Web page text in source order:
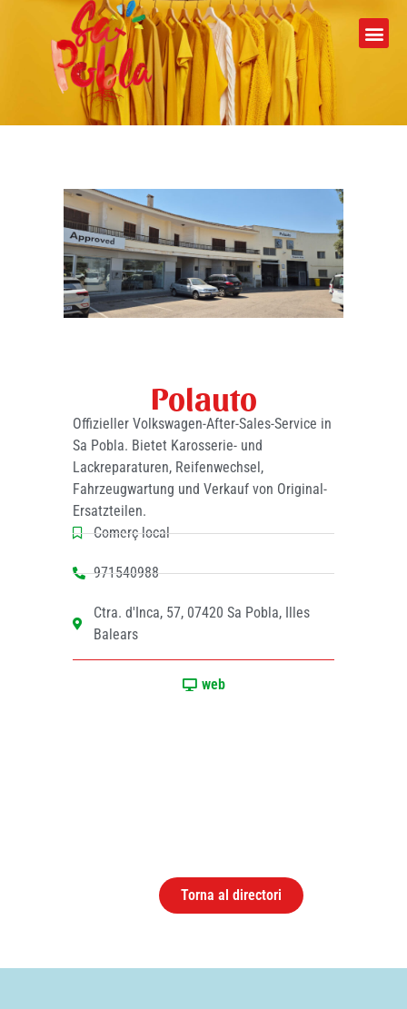
Polauto
Offizieller Volkswagen-After-Sales-Service in
Sa Pobla. Bietet Karosserie- und
Lackreparaturen, Reifenwechsel,
Fahrzeugwartung und Verkauf von Original-
Ersatzteilen.
Comerç local
971540988
Ctra. d'Inca, 57, 07420 Sa Pobla, Illes
Balears
web
Torna al directori